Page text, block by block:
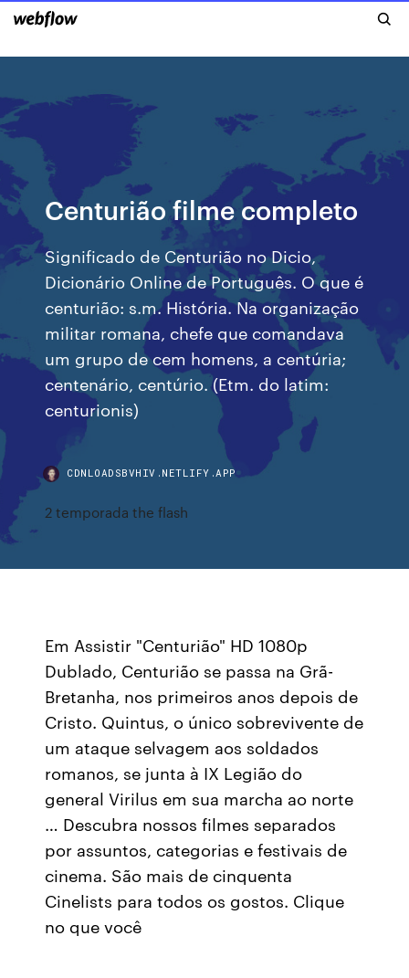
Centurião filme completo
Significado de Centurião no Dicio,
Dicionário Online de Português. O que é
centurião: s.m. História. Na organização
militar romana, chefe que comandava
um grupo de cem homens, a centúria;
centenário, centúrio. (Etm. do latim:
centurionis)
CDNLOADSBVHIV.NETLIFY.APP
2 temporada the flash
Em Assistir "Centurião" HD 1080p
Dublado, Centurião se passa na Grã-
Bretanha, nos primeiros anos depois de
Cristo. Quintus, o único sobrevivente de
um ataque selvagem aos soldados
romanos, se junta à IX Legião do
general Virilus em sua marcha ao norte
… Descubra nossos filmes separados
por assuntos, categorias e festivais de
cinema. São mais de cinquenta
Cinelists para todos os gostos. Clique
no que você